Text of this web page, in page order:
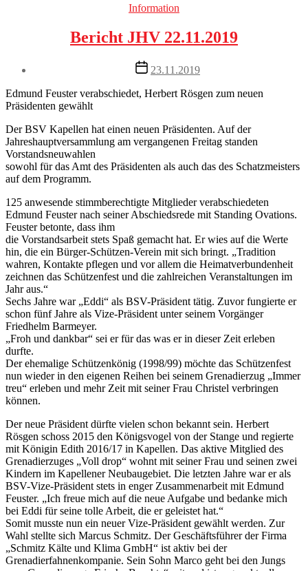
Categories
Information
Bericht JHV 22.11.2019
Post
date
23.11.2019
Edmund Feuster verabschiedet, Herbert Rösgen zum neuen
Präsidenten gewählt
Der BSV Kapellen hat einen neuen Präsidenten. Auf der
Jahreshauptversammlung am vergangenen Freitag standen
Vorstandsneuwahlen
sowohl für das Amt des Präsidenten als auch das des Schatzmeisters
auf dem Programm.
125 anwesende stimmberechtigte Mitglieder verabschiedeten
Edmund Feuster nach seiner Abschiedsrede mit Standing Ovations.
Feuster betonte, dass ihm
die Vorstandsarbeit stets Spaß gemacht hat. Er wies auf die Werte
hin, die ein Bürger-Schützen-Verein mit sich bringt. „Tradition
wahren, Kontakte pflegen und vor allem die Heimatverbundenheit
zeichnen das Schützenfest und die zahlreichen Veranstaltungen im
Jahr aus.“
Sechs Jahre war „Eddi“ als BSV-Präsident tätig. Zuvor fungierte er
schon fünf Jahre als Vize-Präsident unter seinem Vorgänger
Friedhelm Barmeyer.
„Froh und dankbar“ sei er für das was er in dieser Zeit erleben
durfte.
Der ehemalige Schützenkönig (1998/99) möchte das Schützenfest
nun wieder in den eigenen Reihen bei seinem Grenadierzug „Immer
treu“ erleben und mehr Zeit mit seiner Frau Christel verbringen
können.
Der neue Präsident dürfte vielen schon bekannt sein. Herbert
Rösgen schoss 2015 den Königsvogel von der Stange und regierte
mit Königin Edith 2016/17 in Kapellen. Das aktive Mitglied des
Grenadierzuges „Voll drop“ wohnt mit seiner Frau und seinen zwei
Kindern im Kapellener Neubaugebiet. Die letzten Jahre war er als
BSV-Vize-Präsident stets in enger Zusammenarbeit mit Edmund
Feuster. „Ich freue mich auf die neue Aufgabe und bedanke mich
bei Eddi für seine tolle Arbeit, die er geleistet hat.“
Somit musste nun ein neuer Vize-Präsident gewählt werden. Zur
Wahl stellte sich Marcus Schmitz. Der Geschäftsführer der Firma
„Schmitz Kälte und Klima GmbH“ ist aktiv bei der
Grenadierfahnenkompanie. Sein Sohn Marco geht bei den Jungs